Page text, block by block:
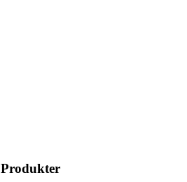
Produkter